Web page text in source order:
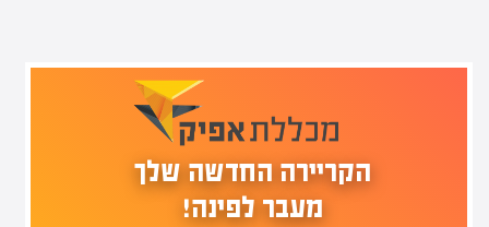
הקריירה החדשה שלך
מעבר לפינה!